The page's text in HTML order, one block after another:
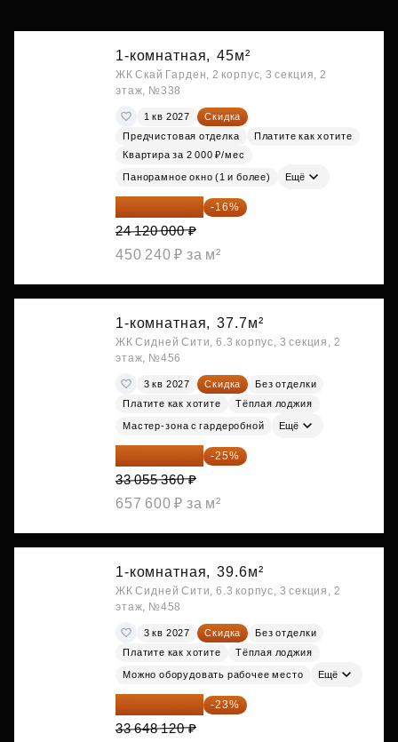
1-комнатная, 45м²
ЖК Скай Гарден, 2 корпус, 3 секция, 2
этаж, №338
1 кв 2027
Скидка
Предчистовая отделка
Платите как хотите
Квартира за 2 000 ₽/мес
Панорамное окно (1 и более) Ещё
20 260 800 ₽ -16%
24 120 000 ₽
450 240 ₽ за м²
1-комнатная, 37.7м²
ЖК Сидней Сити, 6.3 корпус, 3 секция, 2
этаж, №456
3 кв 2027 Скидка
Без отделки
Платите как хотите
Тёплая лоджия
Мастер-зона с гардеробной Ещё
24 791 520 ₽ -25%
33 055 360 ₽
657 600 ₽ за м²
1-комнатная, 39.6м²
ЖК Сидней Сити, 6.3 корпус, 3 секция, 2
этаж, №458
3 кв 2027 Скидка
Без отделки
Платите как хотите
Тёплая лоджия
Можно оборудовать рабочее место Ещё
25 909 052 ₽ -23%
33 648 120 ₽